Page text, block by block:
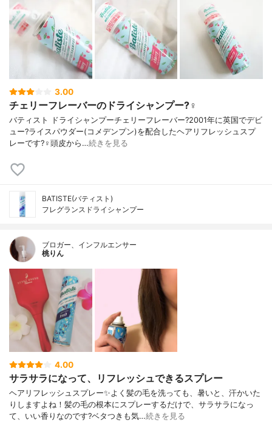
3.00
チェリーフレーバーのドライシャンプー?‍♀️
バティスト ドライシャンプーチェリーフレーバー?2001年に英国でデビ
ュー?ライスパウダー(コメデンプン)を配合したヘアリフレッシュスプ
レーです?‍♀️頭皮から…続きを見る
BATISTE(バティスト)
フレグランスドライシャンプー
ブロガー、インフルエンサー
桃りん
4.00
サラサラになって、リフレッシュできるスプレー
ヘアリフレッシュスプレー✨よく髪の毛を洗っても、暑いと、汗かいた
りしますよね！髪の毛の根本にスプレーするだけで、サラサラになっ
て、いい香りなのです?ベタつきも気…続きを見る